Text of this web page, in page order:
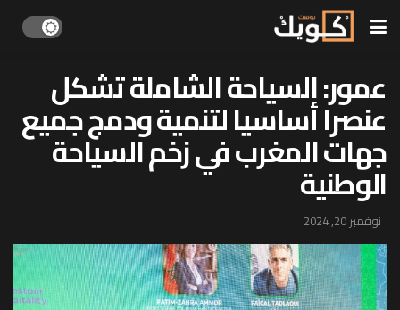
عمور: السياحة الشاملة تشكل
عنصرا أساسيا لتنمية ودمج جميع
جهات المغرب في زخم السياحة
الوطنية
نوفمبر 20, 2024